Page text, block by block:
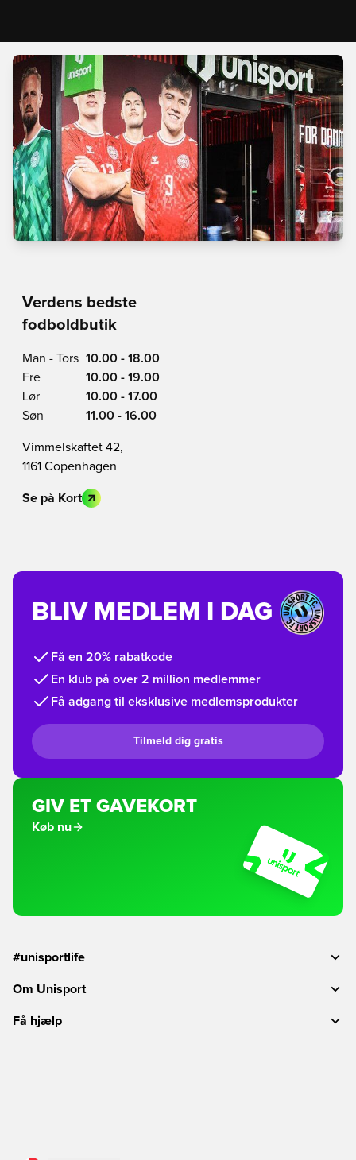
Verdens bedste
fodboldbutik
Man - Tors 10.00 - 18.00
Fre
10.00 - 19.00
Lør
10.00 - 17.00
Søn
11.00 - 16.00
Vimmelskaftet 42,
1161 Copenhagen
Se på Kort
BLIV MEDLEM I DAG
Få en 20% rabatkode
En klub på over 2 million medlemmer
Få adgang til eksklusive medlemsprodukter
Tilmeld dig gratis
GIV ET GAVEKORT
Køb nu
#unisportlife
Om Unisport
Få hjælp